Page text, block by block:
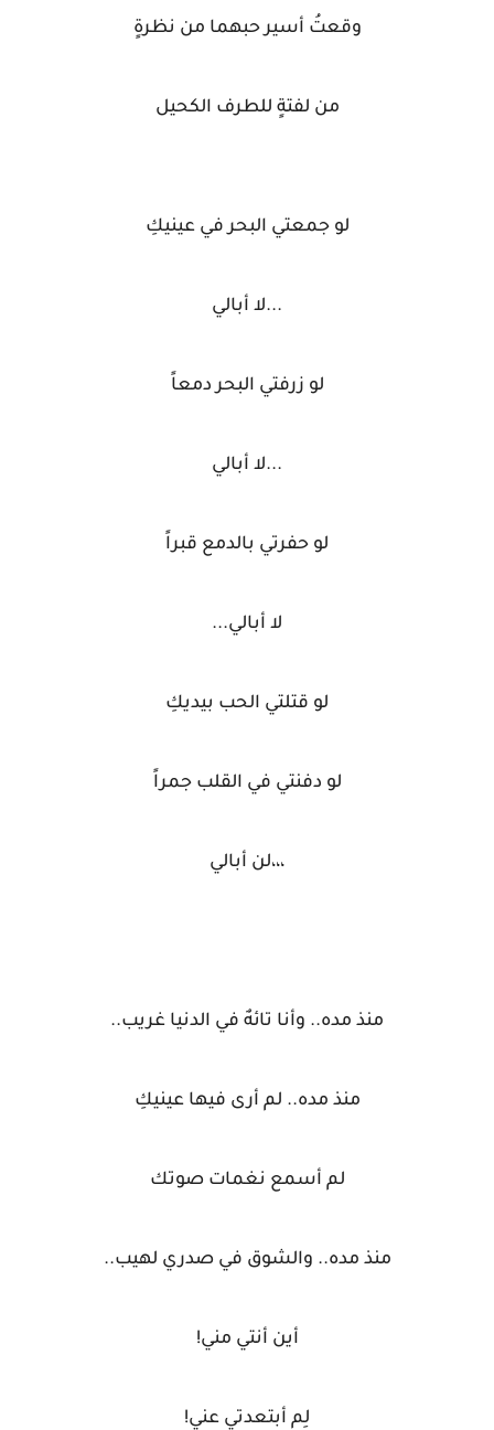
وقعتُ أسير حبهما من نظرةٍ
من لفتةٍ للطرف الكحيل
لو جمعتي البحر في عينيكِ
...لا أبالي
لو زرفتي البحر دمعاً
...لا أبالي
لو حفرتي بالدمع قبراً
لا أبالي...
لو قتلتي الحب بيديكِ
لو دفنتي في القلب جمراً
،،،لن أبالي
منذ مده.. وأنا تائهٌ في الدنيا غريب..
منذ مده.. لم أرى فيها عينيكِ
لم أسمع نغمات صوتك
منذ مده.. والشوق في صدري لهيب..
أين أنتي مني!
لِم أبتعدتي عني!